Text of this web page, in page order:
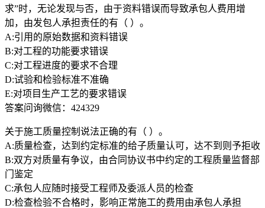
求”时，无论发现与否，由于资料错误而导致承包人费用增
加，由发包人承担责任的有（ ）。
A:引用的原始数据和资料错误
B:对工程的功能要求错误
C:对工程进度的要求不合理
D:试验和检验标准不准确
E:对项目生产工艺的要求错误
答案问询微信：424329
关于施工质量控制说法正确的有（ ）。
A:质量检查，达到约定标准的给子质量认可，达不到则予拒收
B:双方对质量有争议，由合同协议书中约定的工程质量监督部
门鉴定
C:承包人应随时接受工程师及委派人员的检查
D:检查检验不合格时，影响正常施工的费用由承包人承担